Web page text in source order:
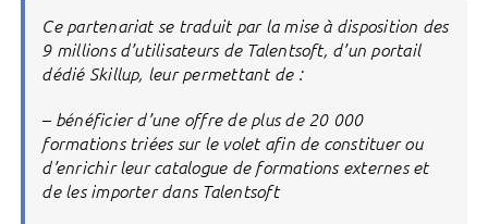
Ce partenariat se traduit par la mise à disposition des
9 millions d’utilisateurs de Talentsoft, d’un portail
dédié Skillup, leur permettant de :
– bénéficier d’une offre de plus de 20 000
formations triées sur le volet afin de constituer ou
d’enrichir leur catalogue de formations externes et
de les importer dans Talentsoft